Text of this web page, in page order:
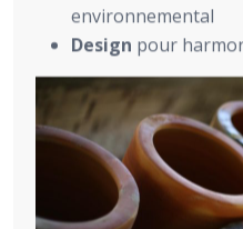
environnemental
Design pour